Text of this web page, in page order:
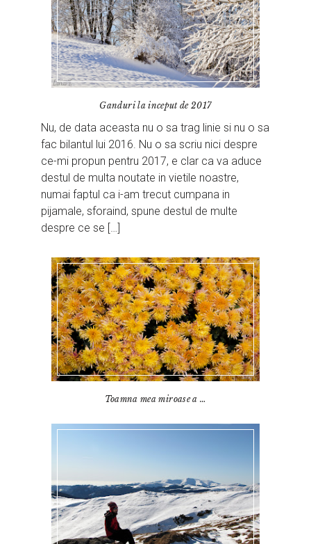
Ganduri la inceput de 2017
Nu, de data aceasta nu o sa trag linie si nu o sa
fac bilantul lui 2016. Nu o sa scriu nici despre
ce-mi propun pentru 2017, e clar ca va aduce
destul de multa noutate in vietile noastre,
numai faptul ca i-am trecut cumpana in
pijamale, sforaind, spune destul de multe
despre ce se […]
Toamna mea miroase a …